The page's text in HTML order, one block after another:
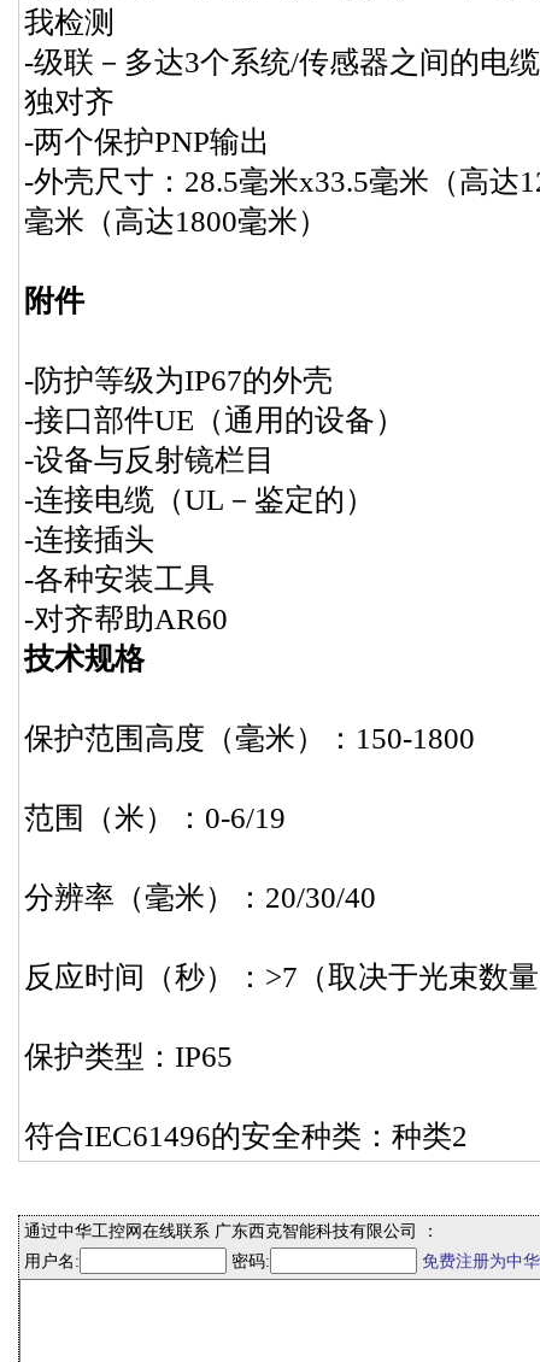
我检测
-级联－多达3个系统/传感器之间的电
独对齐
-两个保护PNP输出
-外壳尺寸：28.5毫米x33.5毫米（高达
毫米（高达1800毫米）
附件
-防护等级为IP67的外壳
-接口部件UE（通用的设备）
-设备与反射镜栏目
-连接电缆（UL－鉴定的）
-连接插头
-各种安装工具
-对齐帮助AR60
技术规格
保护范围高度（毫米）：150-1800
范围（米）：0-6/19
分辨率（毫米）：20/30/40
反应时间（秒）：>7（取决于光束数
保护类型：IP65
符合IEC61496的安全种类：种类2
通过中华工控网在线联系 广东西克智能科技有限公司 ：
用户名:
密码: 免费注册为中